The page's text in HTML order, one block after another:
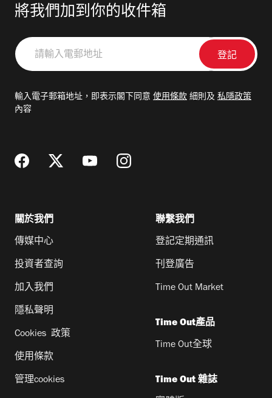
將我們加到你的收件箱
請
輸
郵
輸入電子郵箱地址，即表示閣下同意 使用條款 細則及 私隱政策
內容
關於我們
傳媒中心
投資者查詢
加入我們
隱私聲明
Cookies 政策
使用條款
管理cookies
聯繫我們
登記定期通訊
刊登廣告
Time Out Market
Time Out產品
Time Out全球
Time Out 雜誌